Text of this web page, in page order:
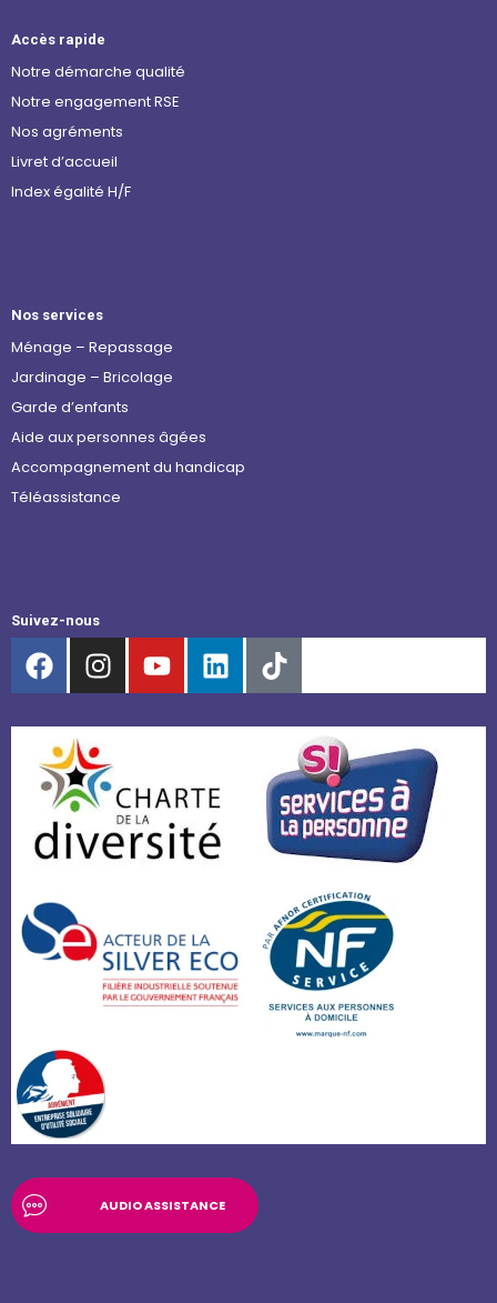
Accès rapide
Notre démarche qualité
Notre engagement RSE
Nos agréments
Livret d’accueil
Index égalité H/F
Nos services
Ménage – Repassage
Jardinage – Bricolage
Garde d’enfants
Aide aux personnes âgées
Accompagnement du handicap
Téléassistance
Suivez-nous
AUDIO ASSISTANCE